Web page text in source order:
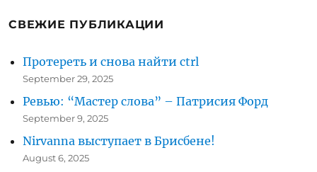
СВЕЖИЕ ПУБЛИКАЦИИ
Протереть и снова найти ctrl
September 29, 2025
Ревью: “Мастер слова” – Патрисия Форд
September 9, 2025
Nirvanna выступает в Брисбене!
August 6, 2025